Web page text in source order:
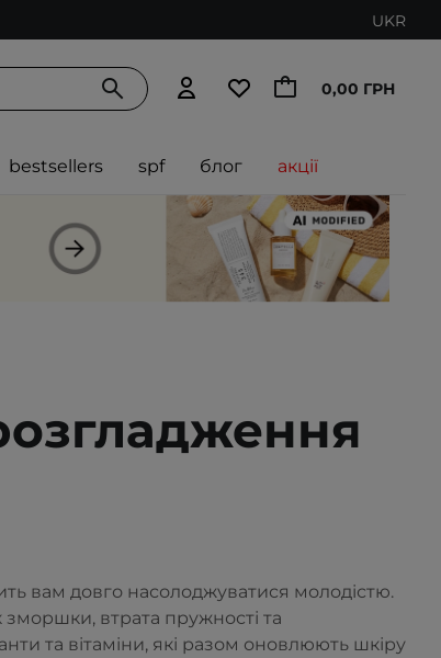
UKR
0,00 ГРН
bestsellers spf блог акції
вам довго насолоджуватися молодістю.
втрата пружності та
та вітаміни, які разом оновлюють шкіру